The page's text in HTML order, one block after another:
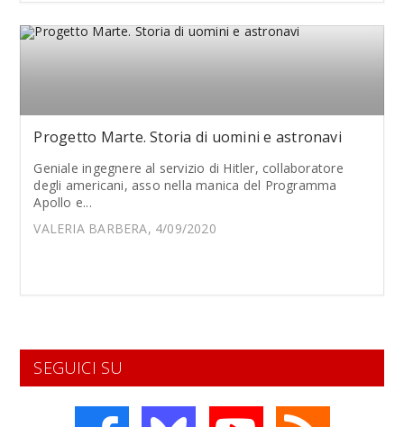
Progetto Marte. Storia di uomini e astronavi
Geniale ingegnere al servizio di Hitler, collaboratore
degli americani, asso nella manica del Programma
Apollo e...
VALERIA BARBERA, 4/09/2020
SEGUICI SU